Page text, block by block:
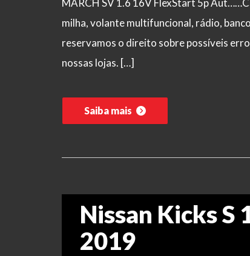
milha, volante multifuncional, rádio,
reservamos o direito sobre possíveis
nossas lojas. […]
Saiba mais
Nissan Kicks S
2019